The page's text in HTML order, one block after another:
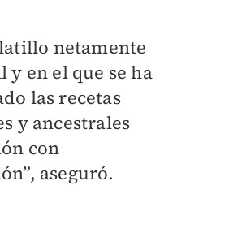
netamente
y en el que se ha
las recetas
y ancestrales
con
aseguró.